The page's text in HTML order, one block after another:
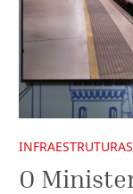
INFRAESTRUTURAS
O